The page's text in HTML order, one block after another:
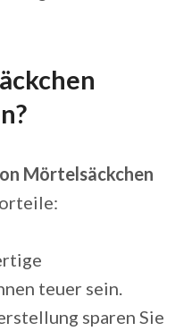
Mörtelsäckchen
teuer sein.
sparen Sie